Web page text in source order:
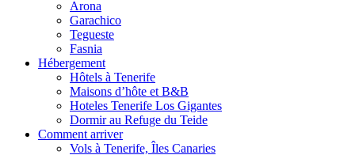
Arona
Garachico
Tegueste
Fasnia
Hébergement
Hôtels à Tenerife
Maisons d’hôte et B&B
Hoteles Tenerife Los Gigantes
Dormir au Refuge du Teide
Comment arriver
Vols à Tenerife, Îles Canaries